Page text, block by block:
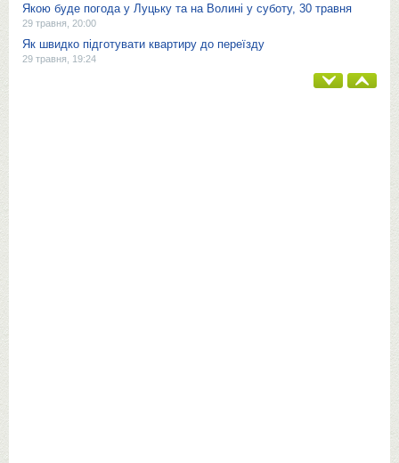
Якою буде погода у Луцьку та на Волині у суботу, 30 травня
29 травня, 20:00
Як швидко підготувати квартиру до переїзду
29 травня, 19:24